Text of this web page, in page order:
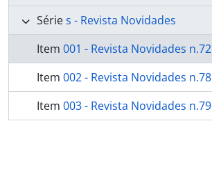
Séries - Revista Novidades
Item 001 - Revista Novidades n.72
Item 002 - Revista Novidades n.78
Item 003 - Revista Novidades n.79